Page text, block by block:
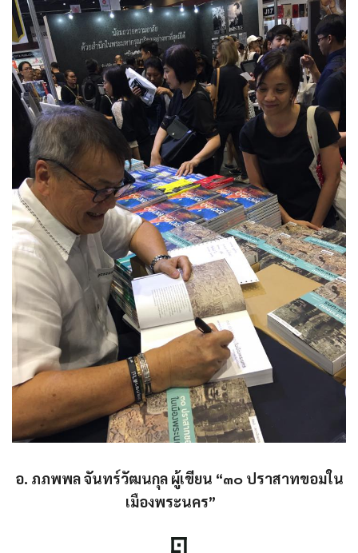
อ. ภภพพล จันทร์วัฒนกุล ผู้เขียน “๓๐ ปราสาทขอมใน
เมืองพระนคร”